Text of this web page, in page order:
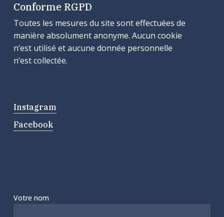
Conforme RGPD
Toutes les mesures du site sont effectuées de
manière absolument anonyme. Aucun cookie
n’est utilisé et aucune donnée personnelle
n’est collectée.
Instagram
Facebook
Votre nom